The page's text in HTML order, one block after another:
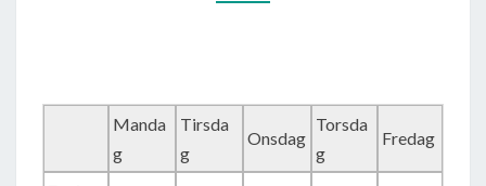
Manda
g
Tirsda
g
Onsdag
Torsda
g
Fredag